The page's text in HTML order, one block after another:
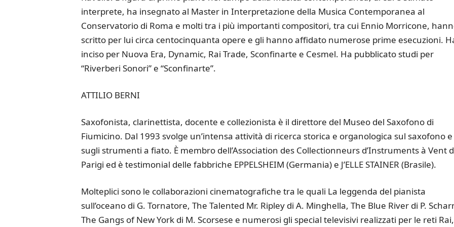
interprete, ha insegnato al Master in Interpretazione della Musica Contemporanea al
Conservatorio di Roma e molti tra i più importanti compositori, tra cui Ennio Morricone,
scritto per lui circa centocinquanta opere e gli hanno affidato numerose prime esecuzioni.
inciso per Nuova Era, Dynamic, Rai Trade, Sconfinarte e Cesmel. Ha pubblicato studi per
“Riverberi Sonori” e “Sconfinarte”.
ATTILIO BERNI
Saxofonista, clarinettista, docente e collezionista è il direttore del Museo del Saxofono di
Fiumicino. Dal 1993 svolge un’intensa attività di ricerca storica e organologica sul saxofono e
sugli strumenti a fiato. È membro dell’Association des Collectionneurs d’Instruments à Vent
Parigi ed è testimonial delle fabbriche EPPELSHEIM (Germania) e J’ELLE STAINER (Brasile).
Molteplici sono le collaborazioni cinematografiche tra le quali La leggenda del pianista
sull’oceano di G. Tornatore, The Talented Mr. Ripley di A. Minghella, The Blue River di P.
The Gangs of New York di M. Scorsese e numerosi gli special televisivi realizzati per le reti